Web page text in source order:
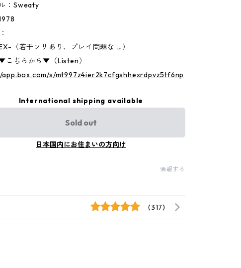
：Sweaty
（若干ソリあり、プレイ問題なし）
こちらから▼（Listen）
s/mt997z4ier2k7cfgshhexrdpvz5tf6np
International shipping available
Sold out
日本国内にお住まいの方向け
通報する
(317)